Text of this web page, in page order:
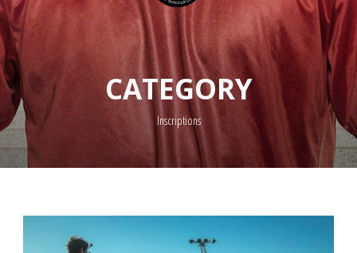
CATEGORY
Inscriptions